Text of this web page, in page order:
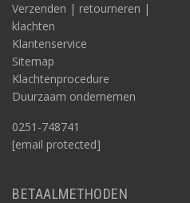
Verzenden | retourneren |
klachten
Klantenservice
Sitemap
Klachtenprocedure
Duurzaam ondernemen
0251-748741
[email protected]
BETAALMETHODEN